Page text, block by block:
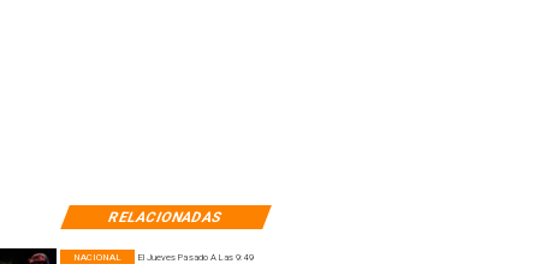
RELACIONADAS
El Jueves Pasado A Las 9:49
NACIONAL